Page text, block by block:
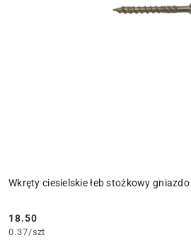
Wkręty ciesielskie łeb stożkowy
Cena:
18.50
0.37/szt